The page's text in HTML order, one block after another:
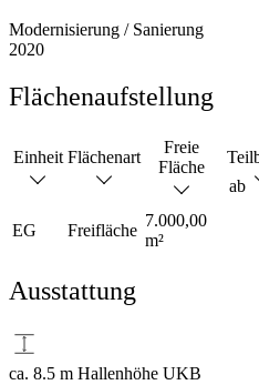
Modernisierung / Sanierung
2020
Flächenaufstellung
Einheit Flächenart
Freie
Fläche
ab
EG Freifläche
7.000,00
m²
Ausstattung
ca. 8.5 m Hallenhöhe UKB